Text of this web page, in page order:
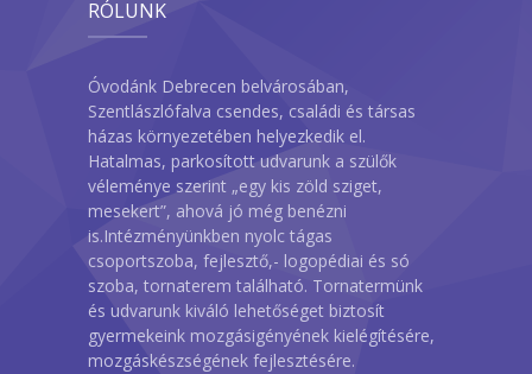
RÓLUNK
Óvodánk Debrecen belvárosában,
Szentlászlófalva csendes, családi és társas
házas környezetében helyezkedik el.
Hatalmas, parkosított udvarunk a szülők
véleménye szerint „egy kis zöld sziget,
mesekert”, ahová jó még benézni
is.Intézményünkben nyolc tágas
csoportszoba, fejlesztő,- logopédiai és só
szoba, tornaterem található. Tornatermünk
és udvarunk kiváló lehetőséget biztosít
gyermekeink mozgásigényének kielégítésére,
mozgáskészségének fejlesztésére.